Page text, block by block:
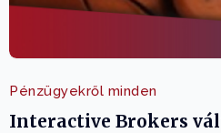
Pénzügyekről minden
Interactive Brokers